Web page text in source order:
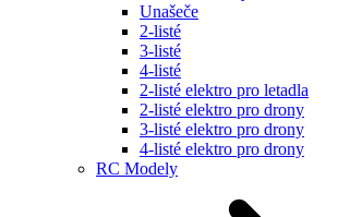
Unašeče
2-listé
3-listé
4-listé
2-listé elektro pro letadla
2-listé elektro pro drony
3-listé elektro pro drony
4-listé elektro pro drony
RC Modely